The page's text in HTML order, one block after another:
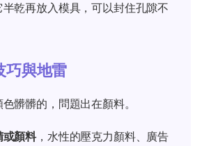
乾再放入模具，可以封住孔隙不
巧與地雷
髒髒的，問題出在顏料。
或顏料，水性的壓克力顏料、廣告